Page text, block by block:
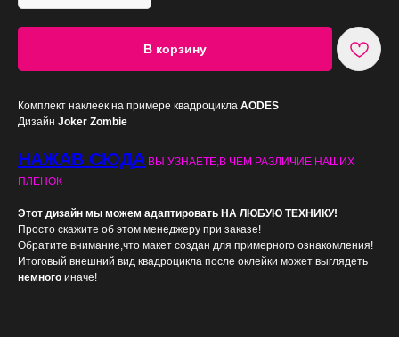
В корзину
Комплект наклеек на примере квадроцикла AODES
Дизайн Joker Zombie
НАЖАВ СЮДА ВЫ УЗНАЕТЕ,В ЧЁМ РАЗЛИЧИЕ НАШИХ
ПЛЕНОК
Этот дизайн мы можем адаптировать НА ЛЮБУЮ ТЕХНИКУ!
Просто скажите об этом менеджеру при заказе!
Обратите внимание,что макет создан для примерного ознакомления!
Итоговый внешний вид квадроцикла после оклейки может выглядеть
немного иначе!